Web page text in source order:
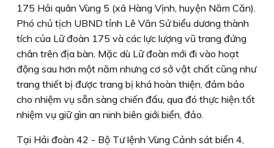
175 Hải quân Vùng 5 (xã Hàng Vịnh, huyện Năm Căn).
Phó chủ tịch UBND tỉnh Lê Văn Sử biểu dương thành
tích của Lữ đoàn 175 và các lực lượng vũ trang đứng
chân trên địa bàn. Mặc dù Lữ đoàn mới đi vào hoạt
động sau hơn một năm nhưng cơ sở vật chất cũng như
trang thiết bị được trang bị khá hoàn thiện, đảm bảo
cho nhiệm vụ sẵn sàng chiến đấu, qua đó thực hiện tốt
nhiệm vụ giữ gìn an ninh biên giới biển, đảo.
Tại Hải đoàn 42 - Bộ Tư lệnh Vùng Cảnh sát biển 4,